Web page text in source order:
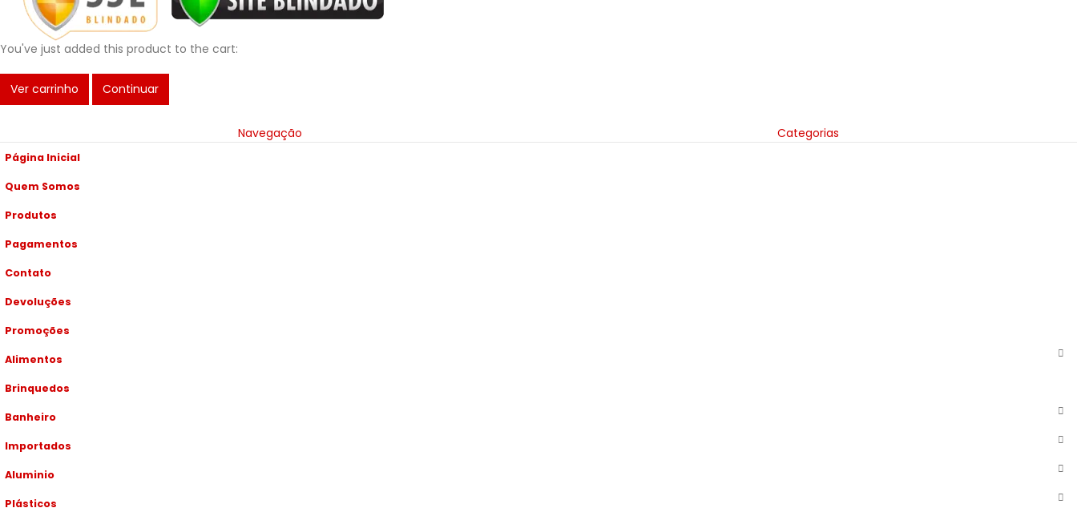
You've just added this product to the cart:
Ver carrinho Continuar
Navegação Categorias
Página Inicial
Quem Somos
Produtos
Pagamentos
Contato
Devoluções
Promoções
Alimentos
Brinquedos
Banheiro
Importados
Aluminio
Plásticos